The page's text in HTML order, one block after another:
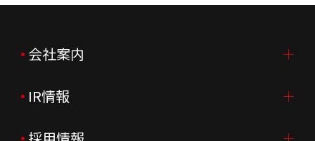
会社案内
会社案内TOP
ご挨拶
IR情報
IR情報TOP